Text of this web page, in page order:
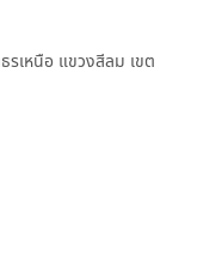
เหนือ แขวงสีลม เขต